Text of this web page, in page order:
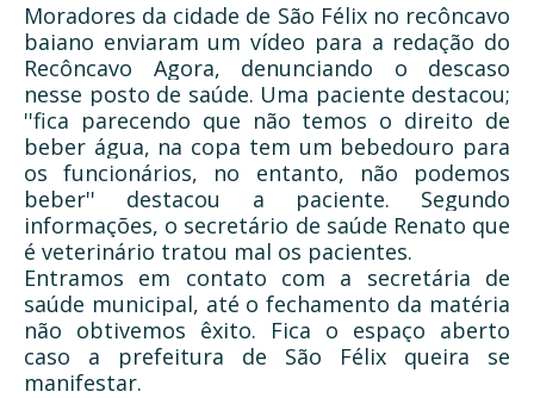
Moradores da cidade de São Félix no recôncavo
baiano enviaram um vídeo para a redação do
Recôncavo Agora, denunciando o descaso
nesse posto de saúde. Uma paciente destacou;
''fica parecendo que não temos o direito de
beber água, na copa tem um bebedouro para
os funcionários, no entanto, não podemos
beber'' destacou a paciente. Segundo
informações, o secretário de saúde Renato que
é veterinário tratou mal os pacientes.
Entramos em contato com a secretária de
saúde municipal, até o fechamento da matéria
não obtivemos êxito. Fica o espaço aberto
caso a prefeitura de São Félix queira se
manifestar.